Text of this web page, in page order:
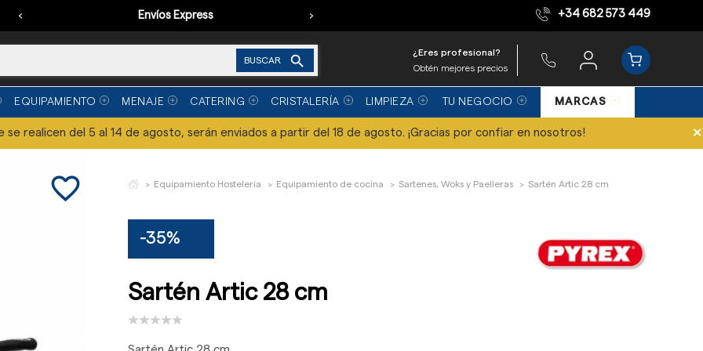
Envíos Express Equipo de expertos
‹ › +34 682 573 449
BUSCAR 
¿Eres profesional?
Obtén mejores precios
EQUIPAMIENTO MENAJE CATERING CRISTALERÍA LIMPIEZA TU NEGOCIO MARCAS
se realicen del 5 al 14 de agosto, serán enviados a partir del 18 de agosto. ¡Gracias por confiar en nosotros! ×
favorite_border Equipamiento Hostelería Equipamiento de cocina Sartenes, Woks y Paelleras Sartén Artic 28 cm
-35%
Sartén Artic 28 cm